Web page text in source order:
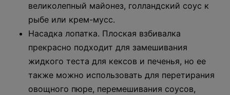
великолепный майонез, голландский соус к
рыбе или крем-мусс.
Насадка лопатка. Плоская взбивалка
прекрасно подходит для замешивания
жидкого теста для кексов и печенья, но ее
также можно использовать для перетирания
овощного пюре, перемешивания соусов,